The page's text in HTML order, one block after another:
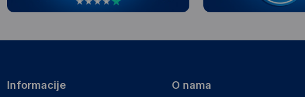
Informacije O nama